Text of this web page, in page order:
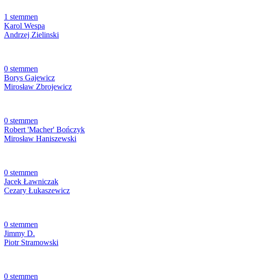
1 stemmen
Karol Wespa
Andrzej Zielinski
0 stemmen
Borys Gajewicz
Mirosław Zbrojewicz
0 stemmen
Robert 'Macher' Bończyk
Mirosław Haniszewski
0 stemmen
Jacek Ławniczak
Cezary Łukaszewicz
0 stemmen
Jimmy D.
Piotr Stramowski
0 stemmen